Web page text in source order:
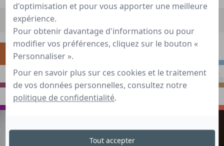
Accueil » Guide de rencontre chrétienne
l'impression de ne jamais tomber amoureuse
S'INTERROGER
PRIER S'INSPIRER
VOYAGER
d'optimisation et pour vous apporter une meilleure
expérience.
Pour obtenir davantage d'informations ou pour
modifier vos préférences, cliquez sur le bouton «
Personnaliser ».
Pour en savoir plus sur ces cookies et le traitement
de vos données personnelles, consultez notre
politique de confidentialité.
Tout accepter